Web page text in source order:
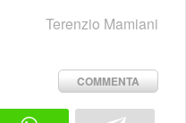
Terenzio Mamiani
COMMENTA